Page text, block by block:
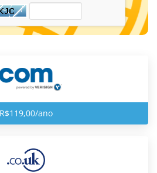
R$119,00/ano